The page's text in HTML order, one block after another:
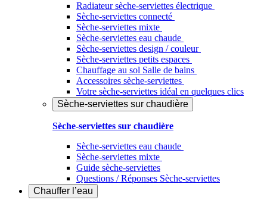
Radiateur sèche-serviettes électrique
Sèche-serviettes connecté
Sèche-serviettes mixte
Sèche-serviettes eau chaude
Sèche-serviettes design / couleur
Sèche-serviettes petits espaces
Chauffage au sol Salle de bains
Accessoires sèche-serviettes
Votre sèche-serviettes idéal en quelques clics
Sèche-serviettes sur chaudière
Sèche-serviettes sur chaudière
Sèche-serviettes eau chaude
Sèche-serviettes mixte
Guide sèche-serviettes
Questions / Réponses Sèche-serviettes
Chauffer l’eau